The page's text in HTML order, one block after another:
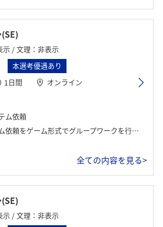
(SE)
示 / 文理：非表示
本選考優遇あり
1日間
オンライン
ム依頼
形式でグループワークを行いながら取捨選択をして得点を競う。
全ての内容を見る>
(SE)
示 / 文理：非表示